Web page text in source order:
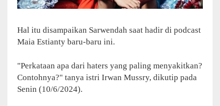
Hal itu disampaikan Sarwendah saat hadir di podcast
Maia Estianty baru-baru ini.
"Perkataan apa dari haters yang paling menyakitkan?
Contohnya?" tanya istri Irwan Mussry, dikutip pada
Senin (10/6/2024).